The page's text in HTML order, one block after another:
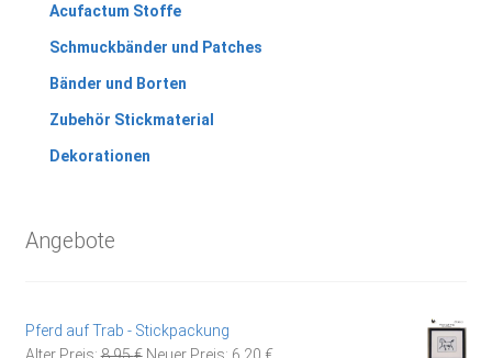
Acufactum Stoffe
Schmuckbänder und Patches
Bänder und Borten
Zubehör Stickmaterial
Dekorationen
Angebote
Pferd auf Trab - Stickpackung
Ursprünglicher Aktueller